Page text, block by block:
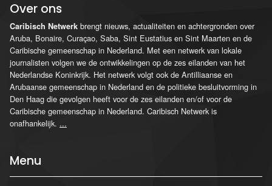
Over ons
Caribisch Netwerk brengt nieuws, actualiteiten en achtergronden over
Aruba, Bonaire, Curaçao, Saba, Sint Eustatius en Sint Maarten en de
Caribische gemeenschap in Nederland. Met een netwerk van lokale
journalisten volgen we de ontwikkelingen op de zes eilanden van het
Nederlandse Koninkrijk. Het netwerk volgt ook de Antilliaanse en
Arubaanse gemeenschap in Nederland en de politieke besluitvorming in
Den Haag die gevolgen heeft voor de zes eilanden en/of voor de
Caribische gemeenschap in Nederland. Caribisch Netwerk is
onafhankelijk. ...
Menu